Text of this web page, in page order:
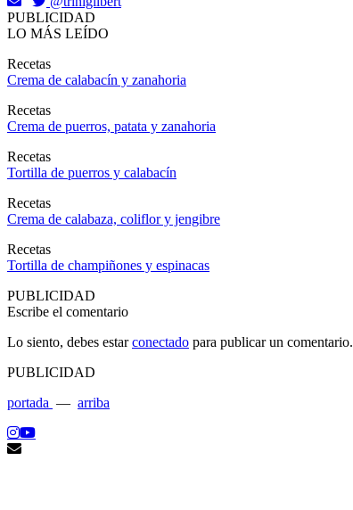
PUBLICIDAD
LO MÁS LEÍDO
Recetas
Crema de calabacín y zanahoria
Recetas
Crema de puerros, patata y zanahoria
Recetas
Tortilla de puerros y calabacín
Recetas
Crema de calabaza, coliflor y jengibre
Recetas
Tortilla de champiñones y espinacas
PUBLICIDAD
Escribe el comentario
Lo siento, debes estarconectado para publicar un comentario.
PUBLICIDAD
portada — arriba